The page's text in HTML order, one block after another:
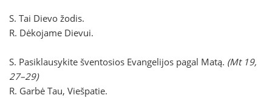
S. Tai Dievo žodis.
R. Dėkojame Dievui.
S. Pasiklausykite šventosios Evangelijos pagal Matą. (Mt 19,
27–29)
R. Garbė Tau, Viešpatie.